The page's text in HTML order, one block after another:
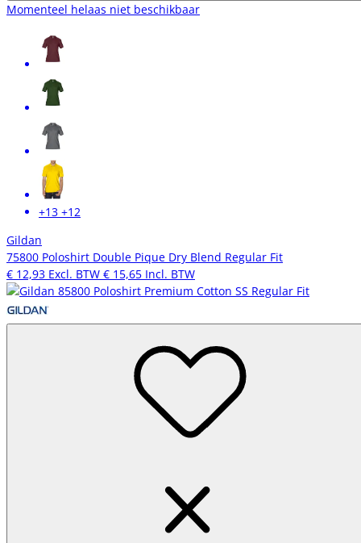
Momenteel helaas niet beschikbaar
+13 +12
Gildan
75800 Poloshirt Double Pique Dry Blend Regular Fit
€ 12,93 Excl. BTW € 15,65 Incl. BTW